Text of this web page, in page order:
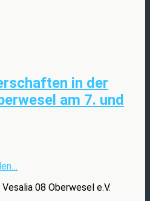
in der
am 7. und
08 Oberwesel e.V.